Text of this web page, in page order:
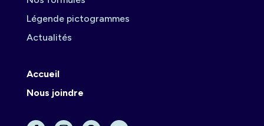
Légende pictogrammes
Actualités
Accueil
Nous joindre